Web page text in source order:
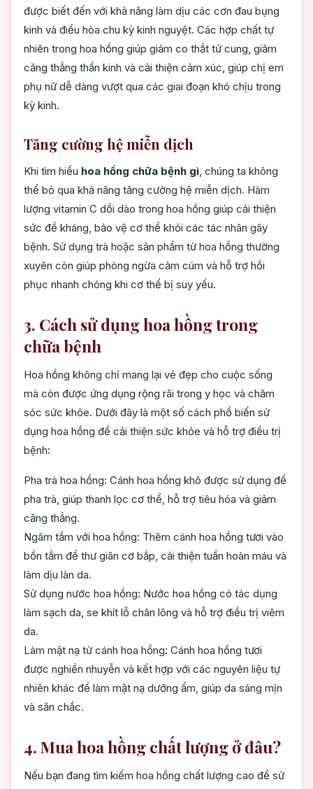
được biết đến với khả năng làm dịu các cơn đau bụng
kinh và điều hòa chu kỳ kinh nguyệt. Các hợp chất tự
nhiên trong hoa hồng giúp giảm co thắt tử cung, giảm
căng thẳng thần kinh và cải thiện cảm xúc, giúp chị em
phụ nữ dễ dàng vượt qua các giai đoạn khó chịu trong
kỳ kinh.
Tăng cường hệ miễn dịch
Khi tìm hiểu hoa hồng chữa bệnh gì, chúng ta không
thể bỏ qua khả năng tăng cường hệ miễn dịch. Hàm
lượng vitamin C dồi dào trong hoa hồng giúp cải thiện
sức đề kháng, bảo vệ cơ thể khỏi các tác nhân gây
bệnh. Sử dụng trà hoặc sản phẩm từ hoa hồng thường
xuyên còn giúp phòng ngừa cảm cúm và hỗ trợ hồi
phục nhanh chóng khi cơ thể bị suy yếu.
3. Cách sử dụng hoa hồng trong
chữa bệnh
Hoa hồng không chỉ mang lại vẻ đẹp cho cuộc sống
mà còn được ứng dụng rộng rãi trong y học và chăm
sóc sức khỏe. Dưới đây là một số cách phổ biến sử
dụng hoa hồng để cải thiện sức khỏe và hỗ trợ điều trị
bệnh:
Pha trà hoa hồng: Cánh hoa hồng khô được sử dụng để
pha trà, giúp thanh lọc cơ thể, hỗ trợ tiêu hóa và giảm
căng thẳng.
Ngâm tắm với hoa hồng: Thêm cánh hoa hồng tươi vào
bồn tắm để thư giãn cơ bắp, cải thiện tuần hoàn máu và
làm dịu làn da.
Sử dụng nước hoa hồng: Nước hoa hồng có tác dụng
làm sạch da, se khít lỗ chân lông và hỗ trợ điều trị viêm
da.
Làm mặt nạ từ cánh hoa hồng: Cánh hoa hồng tươi
được nghiền nhuyễn và kết hợp với các nguyên liệu tự
nhiên khác để làm mặt nạ dưỡng ẩm, giúp da sáng mịn
và săn chắc.
4. Mua hoa hồng chất lượng ở đâu?
Nếu bạn đang tìm kiếm hoa hồng chất lượng cao để sử